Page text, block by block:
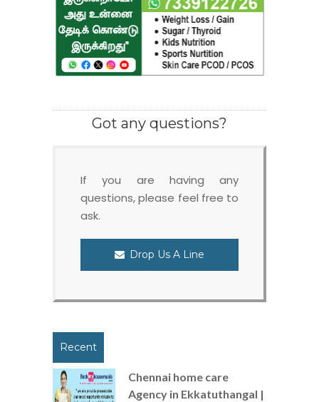
Got any questions?
If you are having any
questions, please feel free to
ask.
Drop Us A Line
Recent
Chennai home care
Agency in Ekkatuthangal |